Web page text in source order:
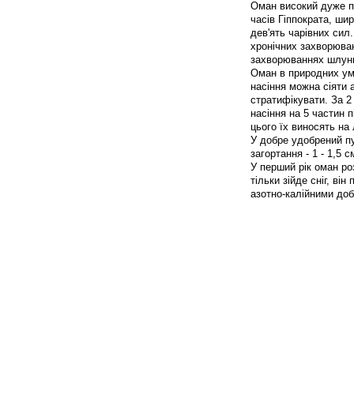
Оман високий дуже
часів Гіппократа,
дев'ять чарівних
хронічних
захворюваннях
Оман в природних
насіння можна сіяти
стратифікувати. За
насіння на 5 частин
цього їх виносять
У добре удобрений
загортання - 1 - 1,5
У перший рік оман
тільки зійде сніг,
азотно-калійними